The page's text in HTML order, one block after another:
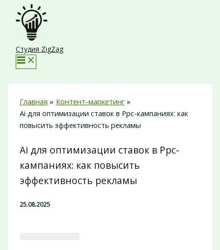
Перейти
содержимому
Студия ZigZag
Главная
Контент-маркетинг
Ai для оптимизации ставок в Ppc-кампаниях: как
повысить эффективность рекламы
Ai для оптимизации ставок в Ppc-
кампаниях: как повысить
эффективность рекламы
25.08.2025